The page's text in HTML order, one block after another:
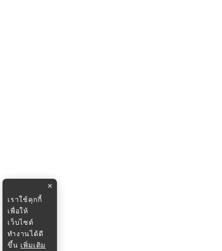
×
เราใช้คุกกี้
เพื่อให้
เว็บไซต์
ทำงานได้ดี
ขึ้น เพิ่มเติม